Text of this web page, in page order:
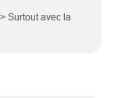
Surtout avec la